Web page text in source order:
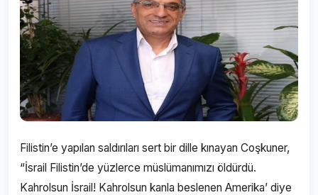
Filistin’e yapılan saldırıları sert bir dille kınayan Coşkuner,
“İsrail Filistin’de yüzlerce müslümanımızı öldürdü.
Kahrolsun İsrail! Kahrolsun kanla beslenen Amerika’ diye